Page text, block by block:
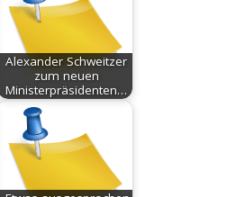
Alexander Schweitzer
zum neuen
Ministerpräsidenten…